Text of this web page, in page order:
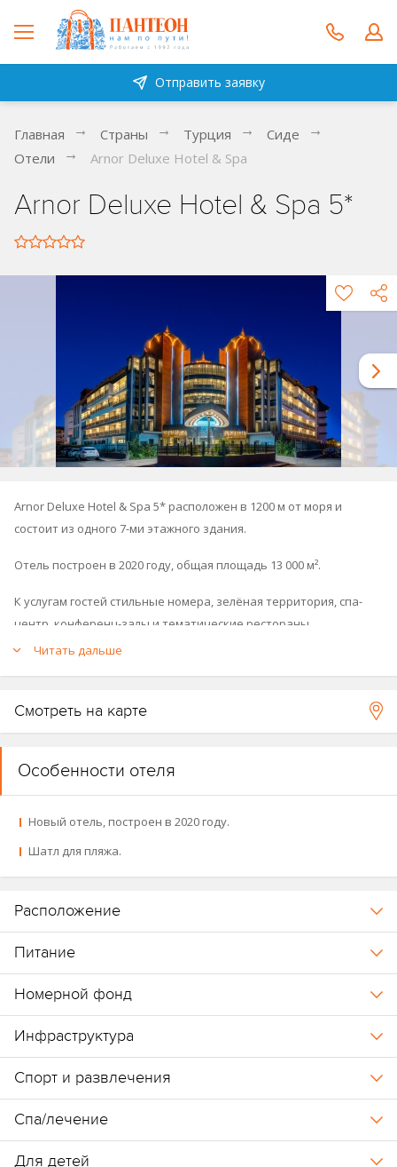
Отправить заявку
Главная Страны Турция
Сиде
Отели
Arnor Deluxe Hotel & Spa
Arnor Deluxe Hotel & Spa 5*
Arnor Deluxe Hotel & Spa 5* расположен в 1200 м от моря и
состоит из одного 7-ми этажного здания.
Отель построен в 2020 году, общая площадь 13 000 м².
К услугам гостей стильные номера, зелёная территория, спа-
центр, конференц-залы и тематические рестораны.
Читать дальше
Смотреть на карте
Особенности отеля
Новый отель, построен в 2020 году.
Шатл для пляжа.
Расположение
Питание
Номерной фонд
Инфраструктура
Спорт и развлечения
Спа/лечение
Для детей